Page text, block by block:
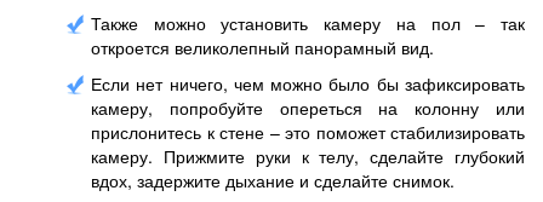
Также можно установить камеру на пол – так
откроется великолепный панорамный вид.
Если нет ничего, чем можно было бы зафиксировать
камеру, попробуйте опереться на колонну или
прислонитесь к стене – это поможет стабилизировать
камеру. Прижмите руки к телу, сделайте глубокий
вдох, задержите дыхание и сделайте снимок.